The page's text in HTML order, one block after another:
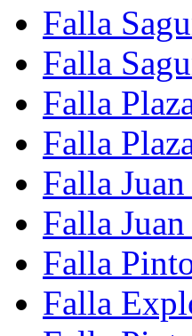
Falla
Falla
Falla
Falla
Falla
Falla
Falla
Falla